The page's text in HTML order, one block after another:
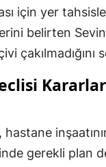
için yer
belirten
çakılmadığını
gerekli plan